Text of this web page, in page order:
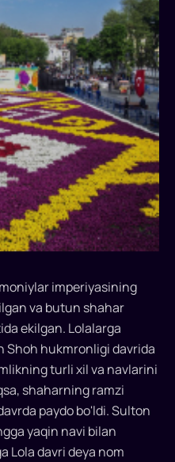
imperiyasining
va butun shahar
ekilgan. Lolalarga
Shoh hukmronligi davrida
turli xil va navlarini
shaharning ramzi
paydo bo'ldi. Sulton
yaqin navi bilan
Lola davri deya nom